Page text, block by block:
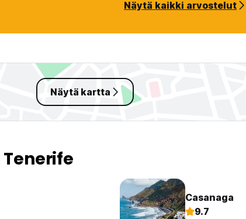
Näytä kaikki arvostelut
Näytä kartta
Casanaga
9.7